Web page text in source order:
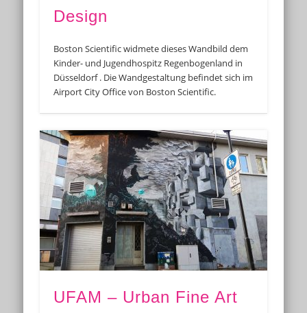
Design
Boston Scientific widmete dieses Wandbild dem
Kinder- und Jugendhospitz Regenbogenland in
Düsseldorf . Die Wandgestaltung befindet sich im
Airport City Office von Boston Scientific.
UFAM – Urban Fine Art